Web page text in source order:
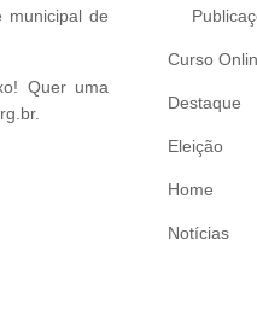
municipal de
Quer uma
Curso
Destaque
Eleição
Home
Notícias